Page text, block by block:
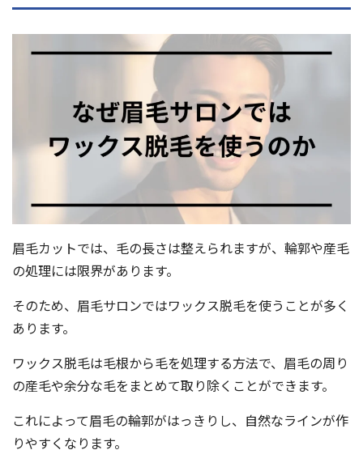
眉毛カットでは、毛の長さは整えられますが、輪郭や産毛
の処理には限界があります。
そのため、眉毛サロンではワックス脱毛を使うことが多く
あります。
ワックス脱毛は毛根から毛を処理する方法で、眉毛の周り
の産毛や余分な毛をまとめて取り除くことができます。
これによって眉毛の輪郭がはっきりし、自然なラインが作
りやすくなります。